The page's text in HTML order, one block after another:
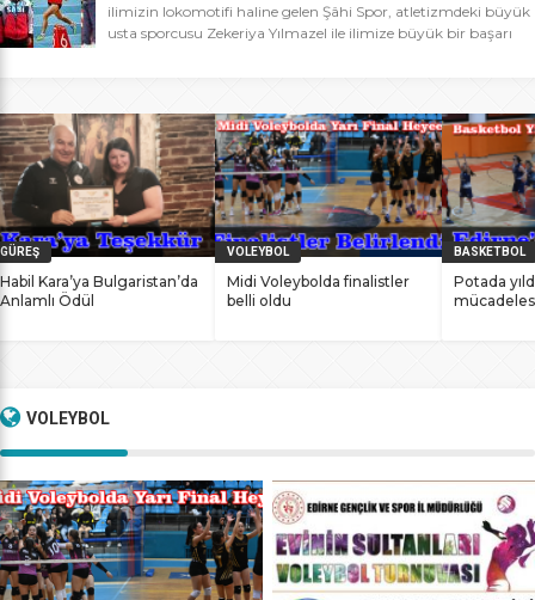
İstanbul Yarı Maratonuna katılan […]
ilimizin lokomotifi haline gelen Şâhi Spor, atletizmdeki büyük
usta sporcusu Zekeriya Yılmazel ile ilimize büyük bir başarı
başarılarına yenilerini ekledi. İstanbul Ataköy’de 11-12 Mart
2017 tarihlerinde düzenlenen Masterlar […]
GÜREŞ
Habil Kara’ya Bulgaristan’da
Anlamlı Ödül
VOLEYBOL
Midi Voleybolda finalistler
belli oldu
BASKETBOL
Potada
VOLEYBOL